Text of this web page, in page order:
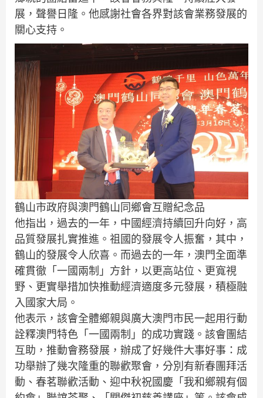
展，聲譽日隆。他感謝社會各界對該會業務發展的
關心支持。
鶴山市政府與澳門鶴山同鄉會互贈紀念品
他指出，過去的一年，中國經濟持續回升向好，高
品質發展扎實推進。祖國的發展令人振奮，其中，
鶴山的發展令人欣喜。而過去的一年，澳門全面準
確貫徹「一國兩制」方針，以更高站位、更寬視
野、更實舉措加快推動經濟適度多元發展，積極融
入國家大局。
他表示，該會全體鄉親與廣大澳門市民一起用行動
詮釋澳門特色「一國兩制」的成功實踐。該會團結
互助，推動會務發展，辦成了好幾件大事好事：成
功舉辦了幾次隆重的聯歡聚會，分別有新春團拜活
動、春茗聯歡活動、迎中秋祝國慶「我和鄉親有個